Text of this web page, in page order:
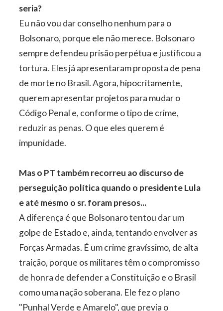
seria?
Eu não vou dar conselho nenhum para o
Bolsonaro, porque ele não merece. Bolsonaro
sempre defendeu prisão perpétua e justificou a
tortura. Eles já apresentaram proposta de pena
de morte no Brasil. Agora, hipocritamente,
querem apresentar projetos para mudar o
Código Penal e, conforme o tipo de crime,
reduzir as penas. O que eles querem é
impunidade.
Mas o PT também recorreu ao discurso de
perseguição política quando o presidente Lula
e até mesmo o sr. foram presos...
A diferença é que Bolsonaro tentou dar um
golpe de Estado e, ainda, tentando envolver as
Forças Armadas. É um crime gravíssimo, de alta
traição, porque os militares têm o compromisso
de honra de defender a Constituição e o Brasil
como uma nação soberana. Ele fez o plano
"Punhal Verde e Amarelo", que previa o